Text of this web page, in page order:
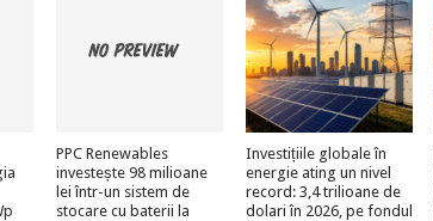
PPC Renewables
investește 98 milioane
lei într-un sistem de
stocare cu baterii la
Investițiile globale în
energie ating un nivel
record: 3,4 trilioane de
dolari în 2026, pe fondul